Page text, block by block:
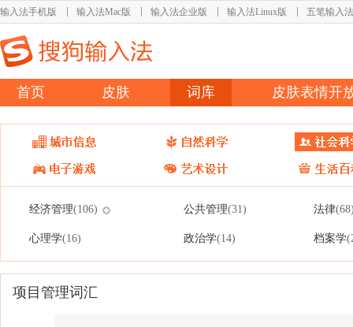
输入法手机版 输入法Mac版 输入法企业版 输入法Linux版 五笔输入法
首页 皮肤 词库 皮肤表情开
经济管理(106) 公共管理(31) 法律
心理学(16) 政治学(14) 档案学
项目管理词汇